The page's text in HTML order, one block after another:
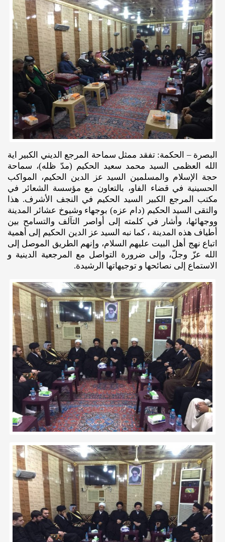
البصرة – الحكمة: تفقد ممثل سماحة المرجع الديني الكبير اية
الله العظمى السيد محمد سعيد الحكيم (مدّ ظله)، سماحة
حجة الإسلام والمسلمين السيد عز الدين الحكيم، المواكب
الحسينية في قضاء الفاو، بالتعاون مع مؤسسة الشعائر في
مكتب المرجع الكبير السيد الحكيم في النجف الأشرف. هذا
والتقى السيد الحكيم (دام عزه) بوجهاء وشيوخ عشائر المدينة
ووجهائها، وأشار في كلمته إلى أواصر التآلف والتسامح بين
أطياف هذه المدينة ، كما نبه السيد عز الدين الحكيم إلى أهمية
اتباع نهج أهل البيت عليهم السلام، وإنهم الطريق الموصل إلى
الله عزّ وجلّ، وإلى ضرورة التواصل مع المرجعية الدينية و
الاستماع إلى نصائحها و توجيهاتها الرشيدة.